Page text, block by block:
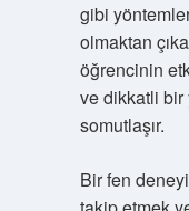
gibi
olmaktan
öğrencinin
ve dikkatli bir
somutlaşır.
Bir fen